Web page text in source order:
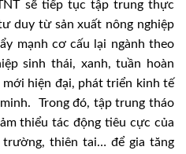
sẽ tiếp tục tập trung thực
duy từ sản xuất nông nghiệp
mạnh cơ cấu lại ngành theo
sinh thái, xanh, tuần hoàn
hiện đại, phát triển kinh tế
Trong đó, tập trung tháo
thiểu tác động tiêu cực của
thiên tai… để gia tăng